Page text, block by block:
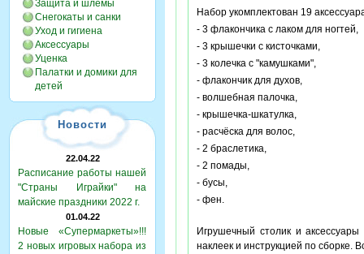
Защита и шлемы
Снегокаты и санки
Уход и гигиена
Аксессуары
Уценка
Палатки и домики для
детей
Новости
22.04.22
Расписание работы нашей
"Страны Играйки" на
майские праздники 2022 г.
01.04.22
Новые «Супермаркеты»!!!
2 новых игровых набора из
Набор укомплектован 19
- 3 флакончика с лаком для ногтей,
- 3 крышечки с кисточками,
- 3 колечка с "камушками",
- флакончик для духов,
- волшебная палочка,
- крышечка-шкатулка,
- расчёска для волос,
- 2 браслетика,
- 2 помады,
- бусы,
- фен.
Игрушечный столик и
наклеек и инструкцией по сборке.